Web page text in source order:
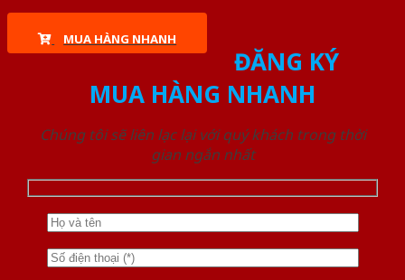
MUA HÀNG NHANH
ĐĂNG KÝ
MUA HÀNG NHANH
Chúng tôi sẽ liên lạc lại với quý khách trong thời
gian ngắn nhất